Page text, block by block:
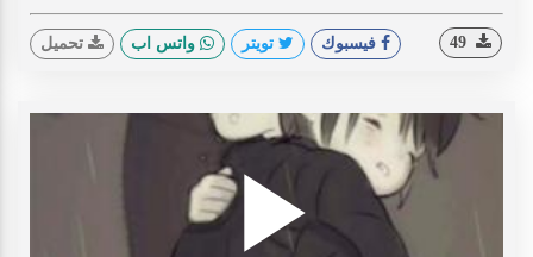
فيسبوك تويتر واتس اب تحميل